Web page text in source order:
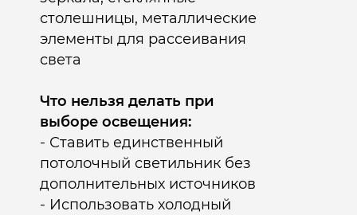
столешницы, металлические
элементы для рассеивания
света​
Что нельзя делать при
выборе освещения:
- Ставить единственный
потолочный светильник без
дополнительных источников
- Использовать холодный